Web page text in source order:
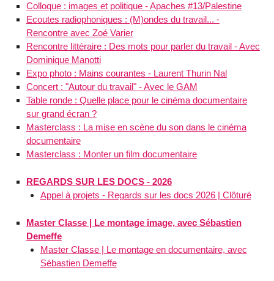
Colloque : images et politique - Apaches #13/Palestine
Ecoutes radiophoniques : (M)ondes du travail... -
Rencontre avec Zoé Varier
Rencontre littéraire : Des mots pour parler du travail - Avec
Dominique Manotti
Expo photo : Mains courantes - Laurent Thurin Nal
Concert : "Autour du travail" - Avec le GAM
Table ronde : Quelle place pour le cinéma documentaire
sur grand écran ?
Masterclass : La mise en scène du son dans le cinéma
documentaire
Masterclass : Monter un film documentaire
REGARDS SUR LES DOCS - 2026
Appel à projets - Regards sur les docs 2026 | Clôturé
Master Classe | Le montage image, avec Sébastien
Demeffe
Master Classe | Le montage en documentaire, avec
Sébastien Demeffe